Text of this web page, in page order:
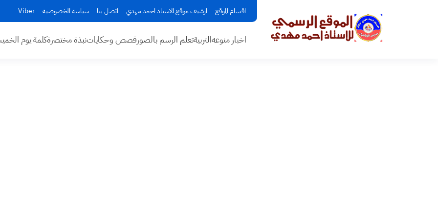
اقسام الموقع ارشيف موقع الاستاذ احمد مهدي اتصل بنا سياسة الخصوصية Viber
اخبار منوعهالتربيةتعلم الرسم بالصورقصص وحكاياتنبذة مختصرةكلمة يوم